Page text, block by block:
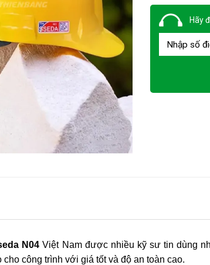
Hãy
N04 Việt Nam được nhiều kỹ sư tin dùng
cho công trình với giá tốt và độ an toàn cao.